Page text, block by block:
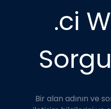
.ci
Bir alan adının ve